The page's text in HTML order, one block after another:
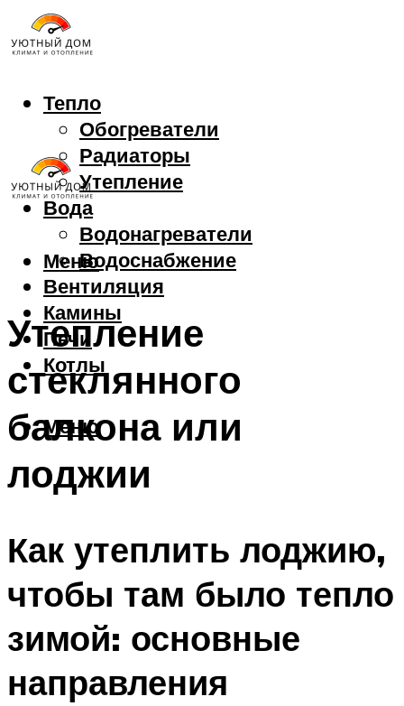
Тепло
Обогреватели
Радиаторы
Утепление
Вода
Водонагреватели
Водоснабжение
Вентиляция
Камины
Печи
Котлы
Меню
Меню
Утепление
стеклянного
балкона или
лоджии
Как утеплить лоджию,
чтобы там было тепло
зимой: основные
направления